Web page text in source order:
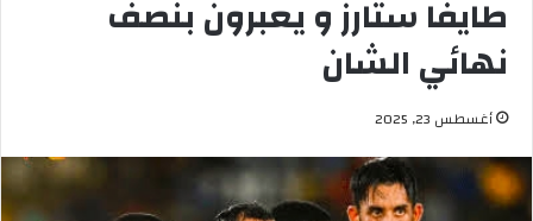
طايفا ستارز و يعبرون بنصف
نهائي الشان
أغسطس 23, 2025